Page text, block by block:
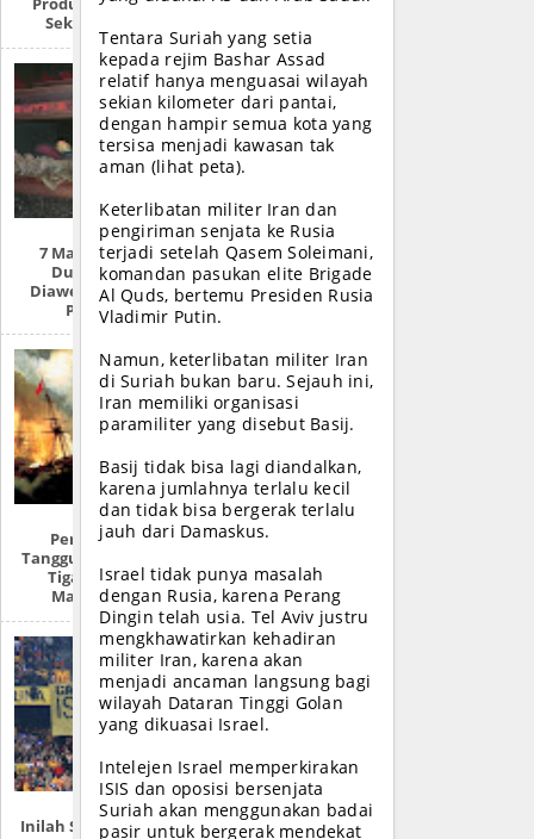
Sekitar Anda
7 Mayat Tokoh
Dunia Yang
Diawetkan (FULL
PHOTO)
Perempuan
Tangguh Pahlawan
Tiga Zaman,
Malahayati
Inilah Sejarah Awal
Tentara Suriah yang setia
kepada rejim Bashar Assad
relatif hanya menguasai wilayah
sekian kilometer dari pantai,
dengan hampir semua kota yang
tersisa menjadi kawasan tak
aman (lihat peta).
Keterlibatan militer Iran dan
pengiriman senjata ke Rusia
terjadi setelah Qasem Soleimani,
komandan pasukan elite Brigade
Al Quds, bertemu Presiden Rusia
Vladimir Putin.
Namun, keterlibatan militer Iran
di Suriah bukan baru. Sejauh ini,
Iran memiliki organisasi
paramiliter yang disebut Basij.
Basij tidak bisa lagi diandalkan,
karena jumlahnya terlalu kecil
dan tidak bisa bergerak terlalu
jauh dari Damaskus.
Israel tidak punya masalah
dengan Rusia, karena Perang
Dingin telah usia. Tel Aviv justru
mengkhawatirkan kehadiran
militer Iran, karena akan
menjadi ancaman langsung bagi
wilayah Dataran Tinggi Golan
yang dikuasai Israel.
Intelejen Israel memperkirakan
ISIS dan oposisi bersenjata
Suriah akan menggunakan badai
pasir untuk bergerak mendekat